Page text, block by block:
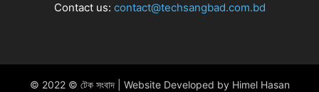
Contact us: contact@techsangbad.com.bd
© 2022 © টেক সংবাদ | Website Developed by Himel Hasan